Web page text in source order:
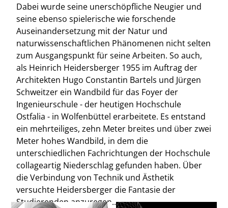
Dabei wurde seine unerschöpfliche Neugier und
seine ebenso spielerische wie forschende
Auseinandersetzung mit der Natur und
naturwissenschaftlichen Phänomenen nicht selten
zum Ausgangspunkt für seine Arbeiten. So auch,
als Heinrich Heidersberger 1955 im Auftrag der
Architekten Hugo Constantin Bartels und Jürgen
Schweitzer ein Wandbild für das Foyer der
Ingenieurschule - der heutigen Hochschule
Ostfalia - in Wolfenbüttel erarbeitete. Es entstand
ein mehrteiliges, zehn Meter breites und über zwei
Meter hohes Wandbild, in dem die
unterschiedlichen Fachrichtungen der Hochschule
collageartig Niederschlag gefunden haben. Über
die Verbindung von Technik und Ästhetik
versuchte Heidersberger die Fantasie der
Studierenden anzuregen....